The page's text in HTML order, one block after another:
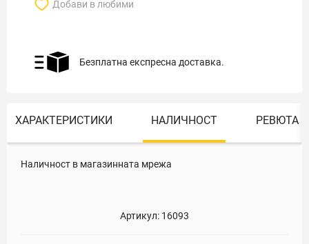
Добави в любими
Безплатна експресна доставка.
ХАРАКТЕРИСТИКИ НАЛИЧНОСТ РЕВЮТА
Наличност в магазинната мрежа
Артикул: 16093